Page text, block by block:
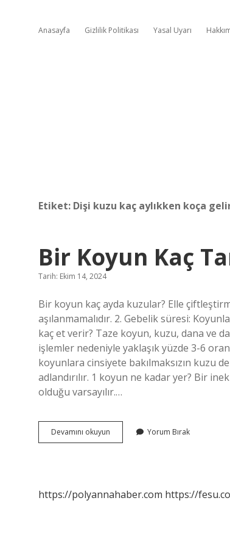
Anasayfa Gizlilik Politikası Yasal Uyarı
Etiket: Dişi kuzu kaç aylıkken koça
Bir Koyun Kaç
Tarih: Ekim 14, 2024
Bir koyun kaç ayda kuzular? Elle
aşılanmamalıdır. 2. Gebelik süresi:
kaç et verir? Taze koyun, kuzu, dana ve
işlemler nedeniyle yaklaşık yüzde 3-6
koyunlara cinsiyete bakılmaksızın kuzu
adlandırılır. 1 koyun ne kadar yer? Bir
olduğu varsayılır.…
Devamını okuyun
Koyun
Yorum Bırak
https://polyannahaber.com https://